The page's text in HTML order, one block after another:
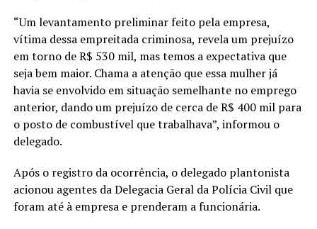
“Um levantamento preliminar feito pela empresa,
vítima dessa empreitada criminosa, revela um prejuízo
em torno de R$ 530 mil, mas temos a expectativa que
seja bem maior. Chama a atenção que essa mulher já
havia se envolvido em situação semelhante no emprego
anterior, dando um prejuízo de cerca de R$ 400 mil para
o posto de combustível que trabalhava”, informou o
delegado.
Após o registro da ocorrência, o delegado plantonista
acionou agentes da Delegacia Geral da Polícia Civil que
foram até à empresa e prenderam a funcionária.